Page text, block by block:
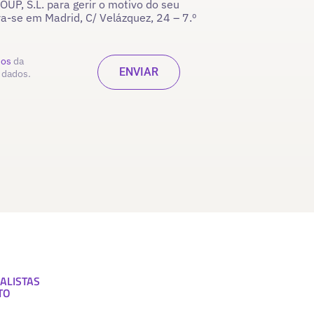
S.L. para gerir o motivo do seu
em Madrid, C/ Velázquez, 24 – 7.º
da